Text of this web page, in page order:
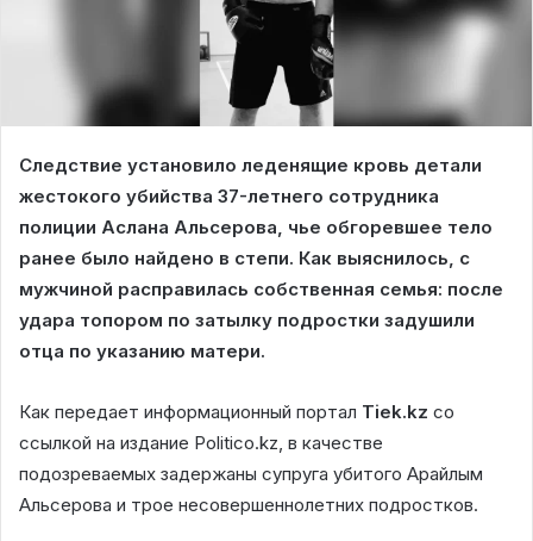
Следствие установило леденящие кровь детали
жестокого убийства 37-летнего сотрудника
полиции Аслана Альсерова, чье обгоревшее тело
ранее было найдено в степи. Как выяснилось, с
мужчиной расправилась собственная семья: после
удара топором по затылку подростки задушили
отца по указанию матери.
Как передает информационный портал Tiek.kz со
ссылкой на издание Politico.kz, в качестве
подозреваемых задержаны супруга убитого Арайлым
Альсерова и трое несовершеннолетних подростков.